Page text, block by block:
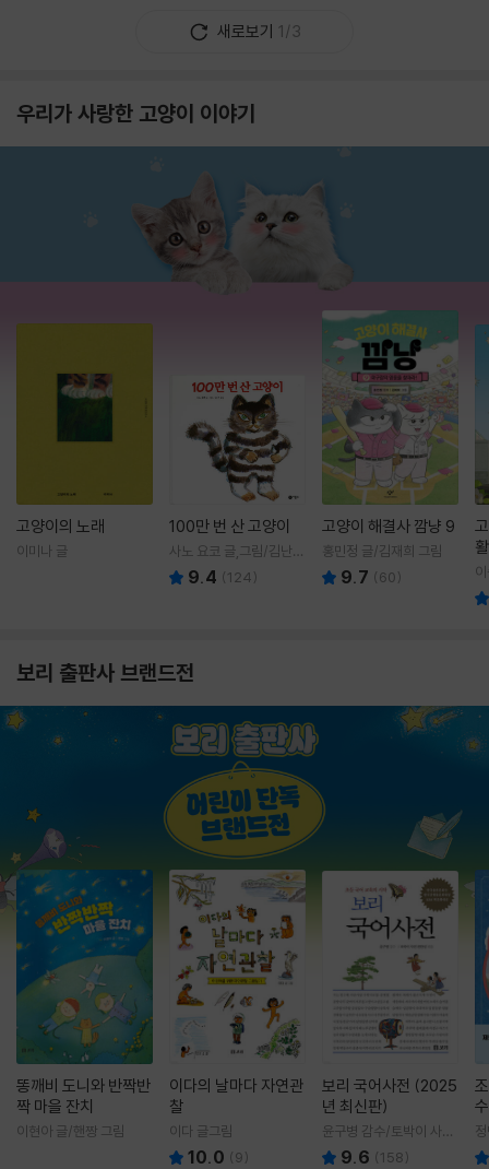
새로보기 1/3
우리가 사랑한 고양이 이야기
고양이의 노래
이미나 글
100만 번 산 고양이
사노 요코 글,그림/김난주
역 9.4 (124)
고양이 해결사 깜냥 9
홍민정 글/김재희 그림
9.7 (60)
보리 출판사 브랜드전
똥깨비 도니와 반짝반
짝 마을 잔치
이현아 글/핸짱 그림
이다의 날마다 자연관
찰
이다 글그림
10.0 (9)
보리 국어사전 (2025
년 최신판)
윤구병 감수/토박이 사전
편찬실 편
9.6 (158)